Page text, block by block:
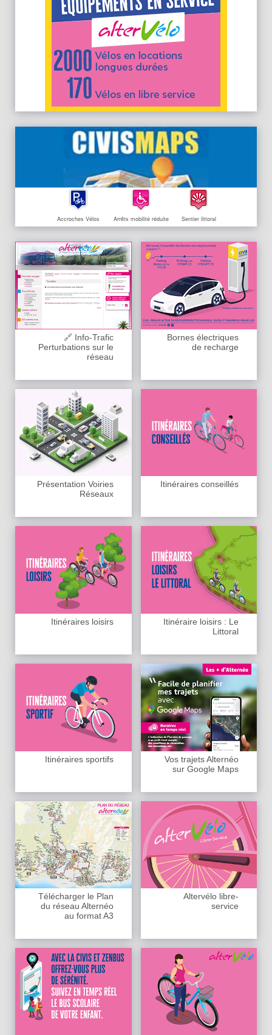
Accroches Vélos Arrêts mobilité réduite Sentier littoral
🔗 Info-Trafic
Perturbations sur le
réseau
Bornes électriques
de recharge
Présentation Voiries
Réseaux
Itinéraires conseillés
Itinéraires loisirs
Itinéraire loisirs : Le
Littoral
Itinéraires sportifs
Vos trajets Alternéo
sur Google Maps
Télécharger le Plan
du réseau Alternéo
au format A3
Altervélo libre-
service